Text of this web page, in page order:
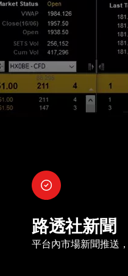
路透社新聞
平台內市場新聞推送